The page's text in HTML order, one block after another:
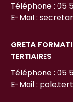
Téléphone : 05
E-Mail :
GRETA
TERTIAIRES
Téléphone : 05
E-Mail :